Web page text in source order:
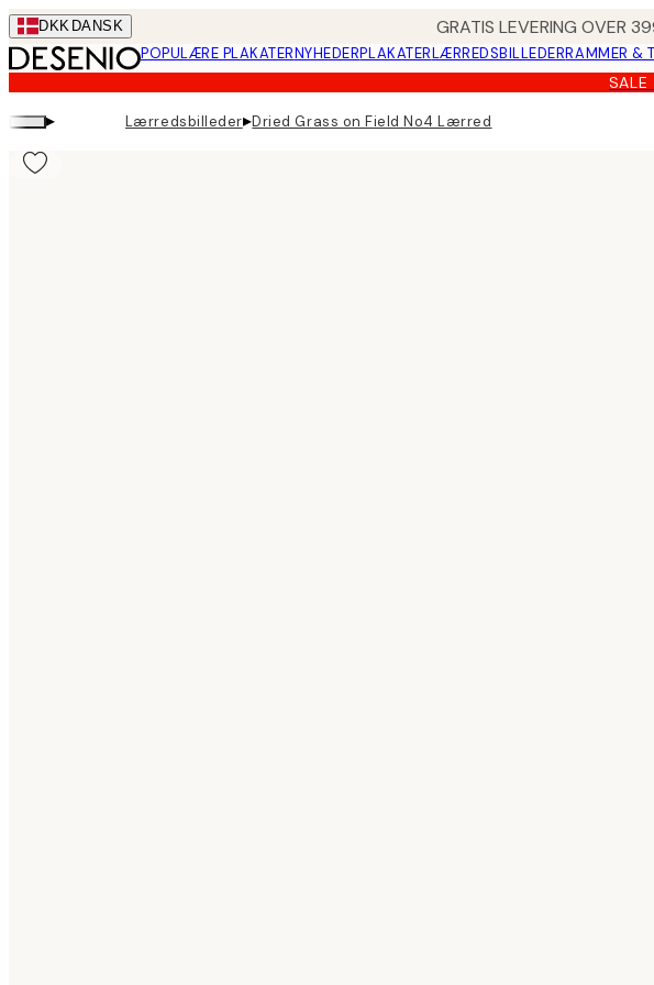
Skip
to
main
content.
DKK DANSK GRATIS LEVERING OVER
POPULÆRE PLAKATERNYHEDERPLAKATERLÆRREDSBILLEDERRAMMER &
SALE
▸ Lærredsbilleder▸Dried Grass on Field No4 Lærred